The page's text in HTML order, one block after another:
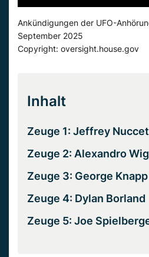
Ankündigungen der UFO-
September 2025
Copyright: oversight.house.gov
Inhalt
Zeuge 1: Jeffrey
Zeuge 2: Alexandro
Zeuge 3: George Knapp
Zeuge 4: Dylan Borland
Zeuge 5: Joe